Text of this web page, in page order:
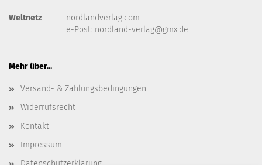
Weltnetz
nordlandverlag.com
e-Post: nordland-verlag@gmx.de
Mehr über...
Versand- & Zahlungsbedingungen
Widerrufsrecht
Kontakt
Impressum